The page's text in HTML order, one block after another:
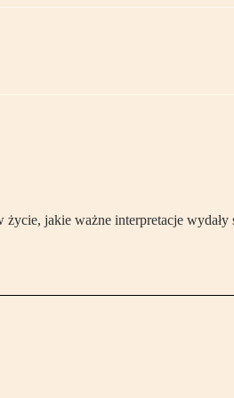
jakie ważne interpretacje wydały